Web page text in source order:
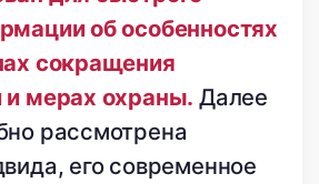
об особенностях
сокращения
и мерах охраны. Далее
рассмотрена
его современное